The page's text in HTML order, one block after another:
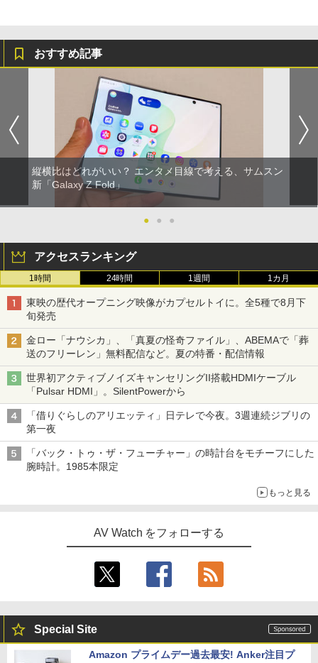
おすすめ記事
縦横比はどれがいい？ エンタメ目線で考える、サムスン
新「Galaxy Z Fold」
● ● ●
アクセスランキング
1時間 24時間 1週間 1カ月
東映の歴代オープニング映像がカプセルトイに。全5種で8月下
旬発売
金ロー「ナウシカ」、「真夏の怪奇ファイル」、ABEMAで「葬
送のフリーレン」無料配信など。夏の特番・配信情報
世界初アクティブノイズキャンセリングII搭載HDMIケーブル
「Pulsar HDMI」。SilentPowerから
「借りぐらしのアリエッティ」日テレで今夜。3週連続ジブリの
第一夜
「バック・トゥ・ザ・フューチャー」の時計台をモチーフにした
腕時計。1985本限定
もっと見る
AV Watch をフォローする
Special Site
Amazon プライムデー過去最安! Anker注目プ